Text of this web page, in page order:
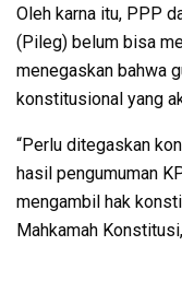
Oleh karna itu, PPP
(Pileg) belum bisa
menegaskan bahwa
konstitusional yang
“Perlu ditegaskan
hasil pengumuman
mengambil hak
Mahkamah